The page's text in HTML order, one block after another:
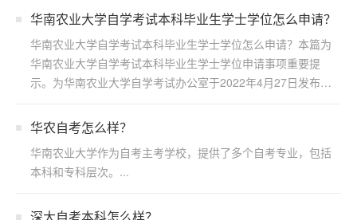
华南农业大学自学考试本科毕业生学士学位怎么申请？
华南农业大学自学考试本科毕业生学士学位怎么申请？本篇为
华南农业大学自学考试本科毕业生学士学位申请事项重要提
示。为华南农业大学自学考试办公室于2022年4月27日发布，
华农自考怎么样？
华南农业大学作为自考主考学校，提供了多个自考专业，包括
本科和专科层次。...